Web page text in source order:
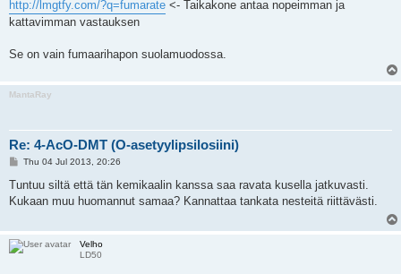
s
t
http://lmgtfy.com/?q=fumarate <- Taikakone antaa nopeimman ja
kattavimman vastauksen
Se on vain fumaarihapon suolamuodossa.
MantaRay
Re: 4-AcO-DMT (O-asetyylipsilosiini)
P
s
Thu 04 Jul 2013, 20:26
Tuntuu siltä että tän kemikaalin kanssa saa ravata kusella jatkuvasti.
Kukaan muu huomannut samaa? Kannattaa tankata nesteitä riittävästi.
Velho
LD50